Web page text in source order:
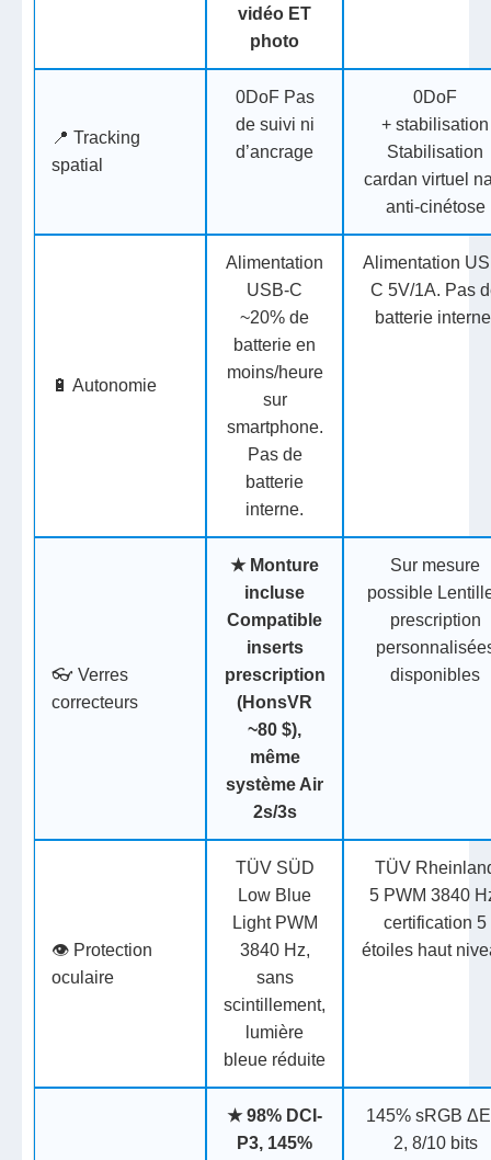
vidéo ET
photo
📍 Tracking
spatial
0DoF Pas
de suivi ni
d’ancrage
0DoF
+ stabilisation
Stabilisation
cardan virtuel
anti-cinétose
🔋 Autonomie
Alimentation
USB-C
~20% de
batterie en
moins/heure
sur
smartphone.
Pas de
batterie
interne.
Alimentation
C 5V/1A. Pas
batterie
👓 Verres
correcteurs
★ Monture
incluse
Compatible
inserts
prescription
(HonsVR
~80 $),
même
système Air
2s/3s
Sur mesure
possible
prescription
disponibles
👁️ Protection
oculaire
TÜV SÜD
Low Blue
Light PWM
3840 Hz,
sans
scintillement,
lumière
bleue réduite
TÜV
5 PWM 3840
certification 5
étoiles haut
★98% DCI-
P3, 145%
145% sRGB
2, 8/10 bits